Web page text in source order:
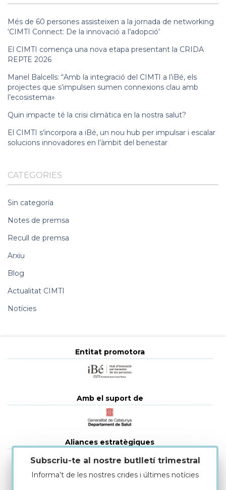
Més de 60 persones assisteixen a la jornada de networking
‘CIMTI Connect: De la innovació a l’adopció’
El CIMTI comença una nova etapa presentant la CRIDA
REPTE 2026
Manel Balcells: “Amb la integració del CIMTI a l’iBé, els
projectes que s’impulsen sumen connexions clau amb
l’ecosistema»
Quin impacte té la crisi climàtica en la nostra salut?
El CIMTI s’incorpora a iBé, un nou hub per impulsar i escalar
solucions innovadores en l’àmbit del benestar
CATEGORIES
Sin categoría
Notes de premsa
Recull de premsa
Arxiu
Blog
Actualitat CIMTI
Notícies
Entitat promotora
Amb el suport de
Aliances estratègiques
Subscriu-te al nostre butlletí trimestral
Informa’t de les nostres crides i últimes notícies